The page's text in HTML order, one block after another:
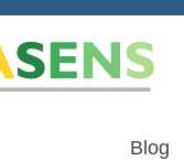
Blog